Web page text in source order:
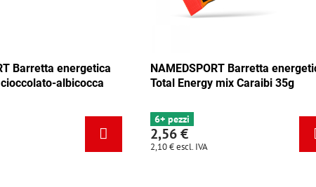
energetica
35g
NAMEDSPORT Barretta energetica
Total Energy cioccolato-albicocca
4 pezzi
2,56 €
escl. IVA